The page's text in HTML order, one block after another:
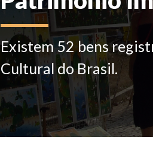
Existem 52 bens
Cultural do Brasil.